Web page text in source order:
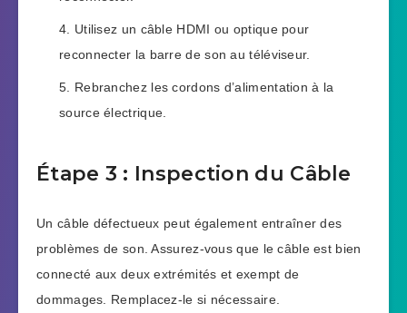
Utilisez un câble HDMI ou optique pour
reconnecter la barre de son au téléviseur.
Rebranchez les cordons d’alimentation à la
source électrique.
Étape 3 : Inspection du Câble
Un câble défectueux peut également entraîner des
problèmes de son. Assurez-vous que le câble est bien
connecté aux deux extrémités et exempt de
dommages. Remplacez-le si nécessaire.